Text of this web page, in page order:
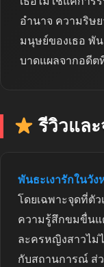
อำนาจ ความริษ
มนุษย์ของเธอ พั
บาดแผลจากอดี
รีวิวแล
พันธะเงารักในวัง
โดยเฉพาะจุดที่ตั
ความรู้สึกขมขื่นแ
ละครหญิงสาวไม่
กับสถานการณ์ ส่